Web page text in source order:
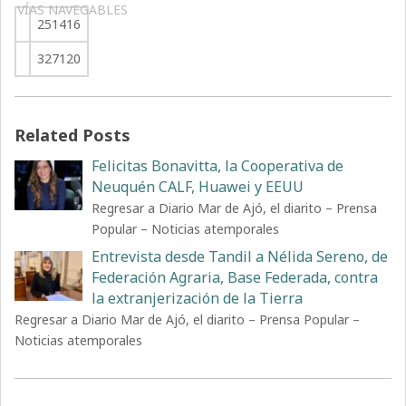
VÍAS NAVEGABLES
251416
327120
Related Posts
Felicitas Bonavitta, la Cooperativa de
Neuquén CALF, Huawei y EEUU
Regresar a Diario Mar de Ajó, el diarito – Prensa
Popular – Noticias atemporales
Entrevista desde Tandil a Nélida Sereno, de
Federación Agraria, Base Federada, contra
la extranjerización de la Tierra
Regresar a Diario Mar de Ajó, el diarito – Prensa Popular –
Noticias atemporales